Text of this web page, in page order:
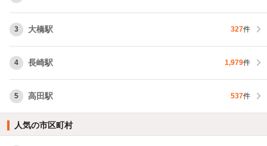
3 大橋駅 327件
4 長崎駅 1,979件
5 高田駅 537件
人気の市区町村